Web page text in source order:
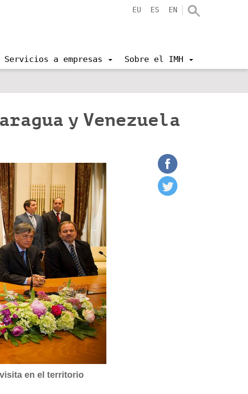
EU ES EN
Servicios a empresas Sobre el IMH
y Venezuela
en el territorio